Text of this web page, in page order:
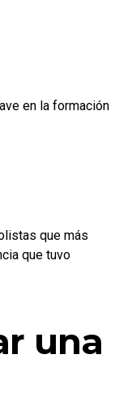
en la formación
que más
que tuvo
una